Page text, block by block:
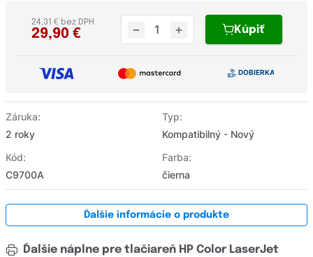
Záruka:
2 roky
Typ:
Kompatibilný - Nový
Kód:
C9700A
Farba:
čierna
29,90 €
24,31 € bez DPH
Kúpiť
Ďalšie informácie o produkte
Ďalšie náplne pre tlačiareň HP Color LaserJet